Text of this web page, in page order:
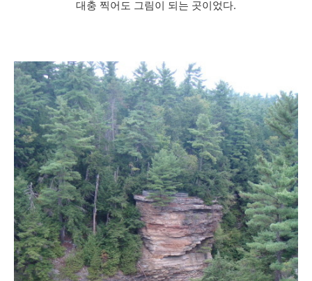
대충 찍어도 그림이 되는 곳이었다.